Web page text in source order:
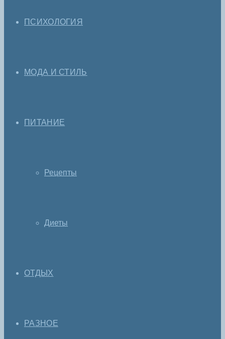
ПСИХОЛОГИЯ
МОДА И СТИЛЬ
ПИТАНИЕ
Рецепты
Диеты
ОТДЫХ
РАЗНОЕ